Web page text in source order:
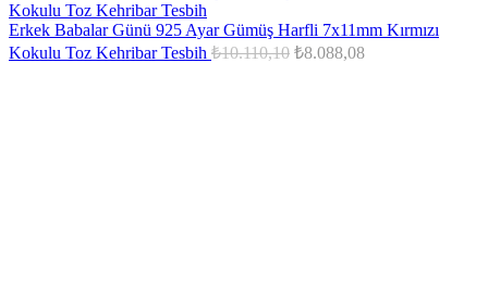
Erkek Babalar Günü 925 Ayar Gümüş Harfli 7x11mm Kırmızı
Kokulu Toz Kehribar Tesbih ₺10.110,10 Orijinal
₺8.088,08